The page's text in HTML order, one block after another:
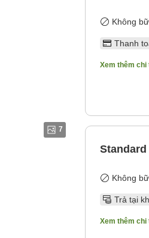
7
Không
Thanh
Xem thêm chi
Standard
Không
Trả tại
Xem thêm chi